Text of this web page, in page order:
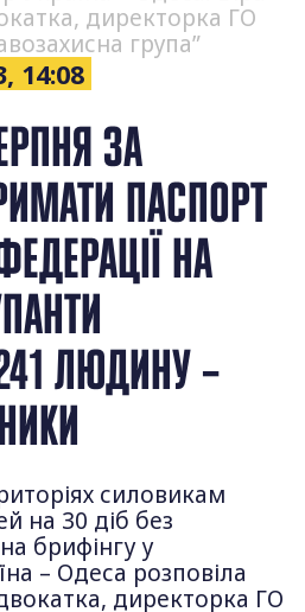
директорка ГО
група”
14:08
ЗА
ПАСПОРТ
НА
ЛЮДИНУ –
силовикам
на 30 діб без
брифінгу у
– Одеса розповіла
директорка ГО